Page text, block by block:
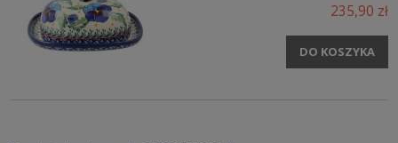
235,90 zł
DO KOSZYKA